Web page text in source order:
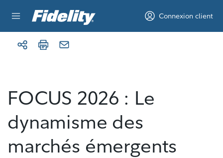
Connexion client
FOCUS 2026 : Le
dynamisme des
marchés émergents